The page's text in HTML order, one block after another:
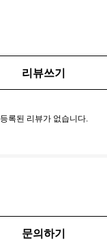
리뷰쓰기
등록된 리뷰가 없습니다.
문의하기